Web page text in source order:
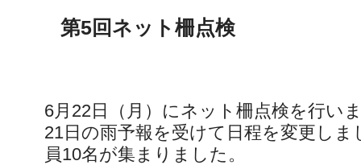
第5回ネット柵点検
6月22日（月）にネット柵点検を行い
21日の雨予報を受けて日程を変更しま
員10名が集まりました。